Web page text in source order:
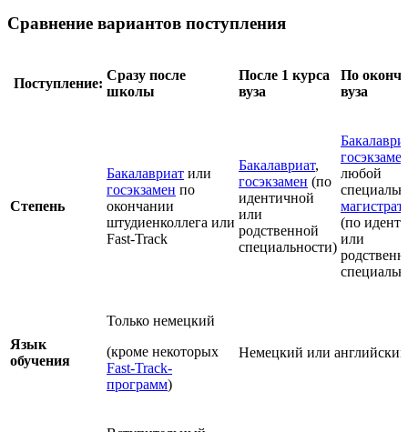
Сравнение вариантов поступления
Поступление:
Сразу после
школы
После 1 курса
вуза
По
вуза
Степень
Бакалавриат или
госэкзамен по
окончании
штудиенколлега или
Fast-Track
Бакалавриат,
госэкзамен (по
идентичной
или
родственной
специальности)
любой
(по
или
Язык
обучения
Только немецкий
(кроме некоторых
Fast-Track-
программ)
Немецкий или английский